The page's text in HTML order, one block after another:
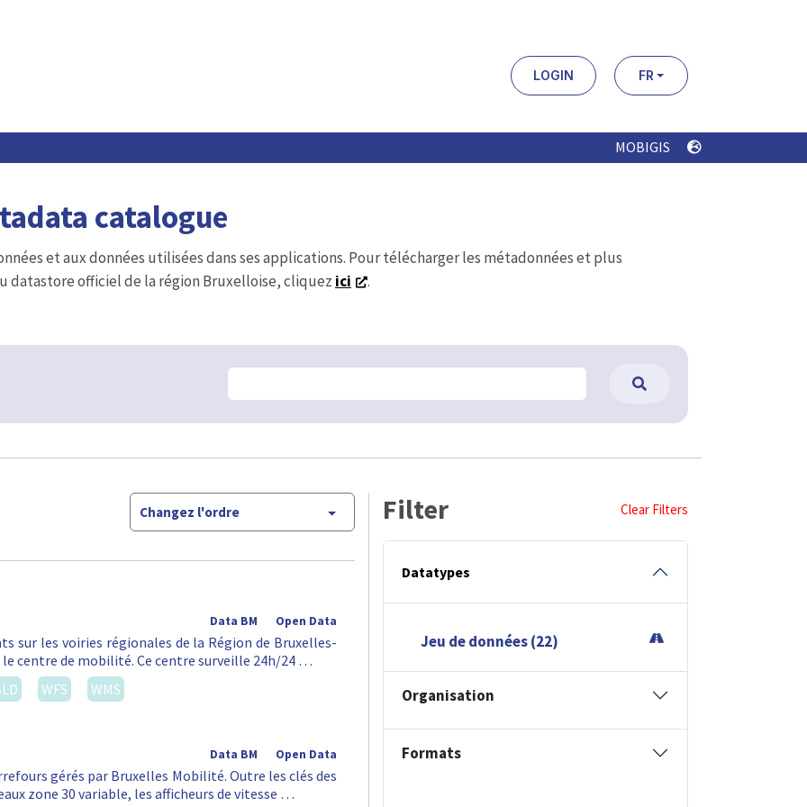
LOGIN FR
MOBIGIS
catalogue
et aux données utilisées dans ses applications. Pour télécharger les métadonnées et plus
datastore officiel de la région Bruxelloise, cliquez ici .
Changez l'ordre
Open Data
Data BM
sur les voiries régionales de la Région de Bruxelles-
centre de mobilité. Ce centre surveille 24h/24 …
WFS WMS
Open Data
Data BM
gérés par Bruxelles Mobilité. Outre les clés des
zone 30 variable, les afficheurs de vitesse …
Filter Clear Filters
Datatypes
Jeu de données (22)
Organisation
Formats